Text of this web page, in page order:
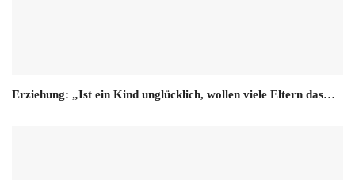
Erziehung: „Ist ein Kind unglücklich, wollen viele Eltern das…